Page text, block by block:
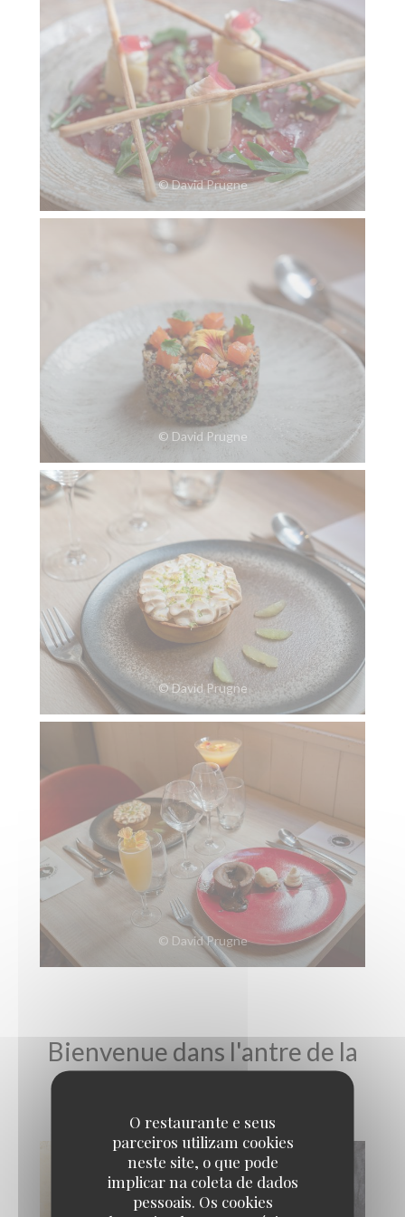
O restaurante e seus
parceiros utilizam cookies
neste site, o que pode
implicar na coleta de dados
pessoais. Os cookies
© David Prugne
© David Prugne
© David Prugne
© David Prugne
Bienvenue dans l'antre de la